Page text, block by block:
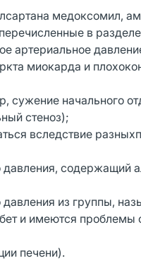
медоксомил,
в
артериальное
миокарда и
сужение начального
стеноз);
вследствие
содержащий
из группы,
и имеются проблемы
печени).